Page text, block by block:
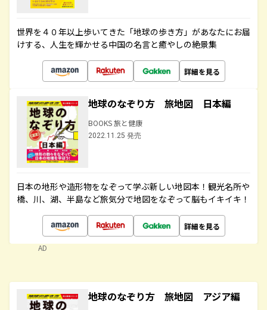
世界を４０年以上歩いてきた「地球の歩き方」があなたにお届
けする、人生を輝かせる中国の名言と癒やしの絶景集
詳細を見る
地球のなぞり方 旅地図 日本編
BOOKS 旅と健康
2022.11.25 発売
日本の地形や造形物をなぞって学ぶ新しい地図本！観光名所や
橋、川、湖、半島など旅気分で地図をなぞって脳もイキイキ！
詳細を見る
AD
地球のなぞり方 旅地図 アジア編